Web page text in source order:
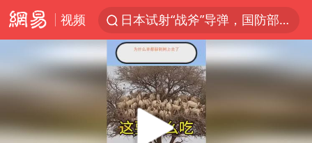
视频
日本试射“战斧”导弹，国防部回应
台风白海豚中心风力增强
向鹏0-3不敌张本智和
四川宜宾市高县4.9级地震致1人死亡